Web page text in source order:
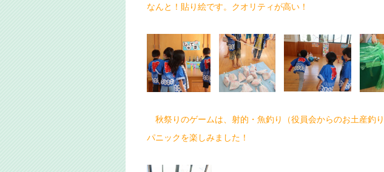
なんと！貼り絵です。クオリティが高い！
秋祭りのゲームは、射的・魚釣り（役員会からのお土産釣
パニックを楽しみました！